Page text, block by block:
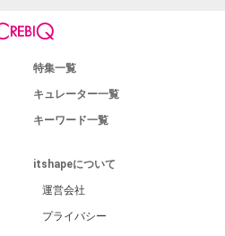
特集一覧
キュレーター一覧
キーワード一覧
itshapeについて
運営会社
プライバシー